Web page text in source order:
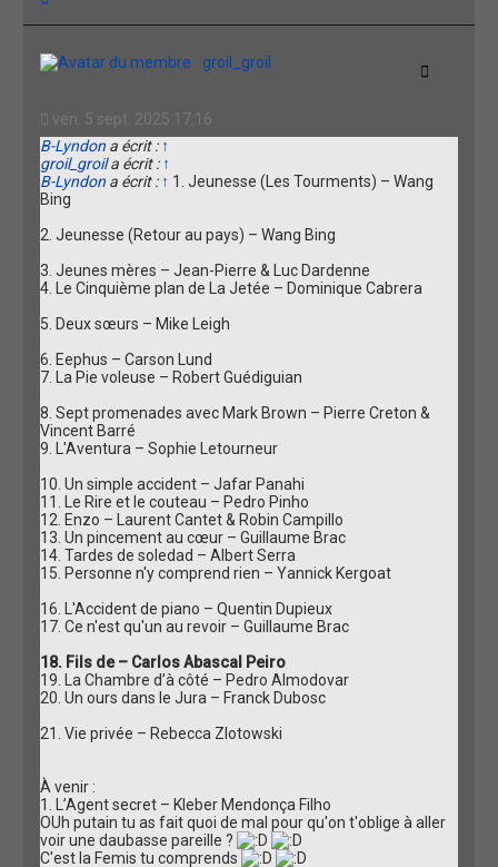
u
groil_groil
Citation
ven. 5 sept. 2025 17:16
B-Lyndon a écrit : ↑
groil_groila écrit : ↑
B-Lyndon a écrit : ↑ 1. Jeunesse (Les Tourments) – Wang
Bing
2. Jeunesse (Retour au pays) – Wang Bing
3. Jeunes mères – Jean-Pierre & Luc Dardenne
4. Le Cinquième plan de La Jetée – Dominique Cabrera
5. Deux sœurs – Mike Leigh
6. Eephus – Carson Lund
7. La Pie voleuse – Robert Guédiguian
8. Sept promenades avec Mark Brown – Pierre Creton &
Vincent Barré
9. L'Aventura – Sophie Letourneur
10. Un simple accident – Jafar Panahi
11. Le Rire et le couteau – Pedro Pinho
12. Enzo – Laurent Cantet & Robin Campillo
13. Un pincement au cœur – Guillaume Brac
14. Tardes de soledad – Albert Serra
15. Personne n'y comprend rien – Yannick Kergoat
16. L'Accident de piano – Quentin Dupieux
17. Ce n'est qu'un au revoir – Guillaume Brac
18. Fils de – Carlos Abascal Peiro
19. La Chambre d’à côté – Pedro Almodovar
20. Un ours dans le Jura – Franck Dubosc
21. Vie privée – Rebecca Zlotowski
À venir :
1. L’Agent secret – Kleber Mendonça Filho
OUh putain tu as fait quoi de mal pour qu'on t'oblige à aller
voir une daubasse pareille ?
C'est la Femis tu comprends